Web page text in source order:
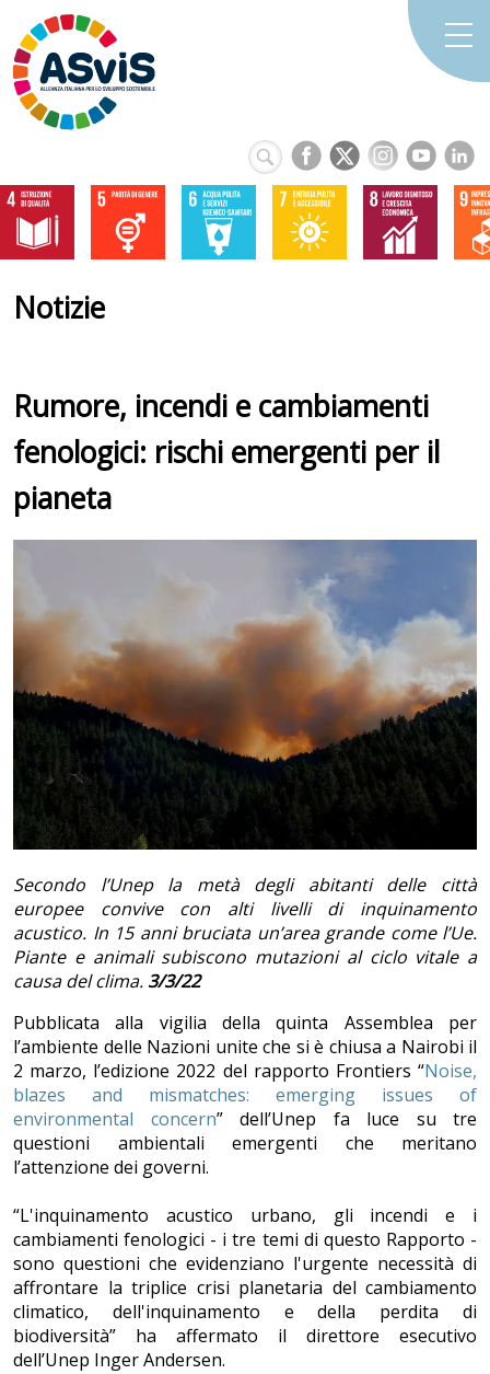
Notizie
Rumore, incendi e cambiamenti
fenologici: rischi emergenti per il
pianeta
Secondo l’Unep la metà degli abitanti delle città
europee convive con alti livelli di inquinamento
acustico. In 15 anni bruciata un’area grande come l’Ue.
Piante e animali subiscono mutazioni al ciclo vitale a
causa del clima. 3/3/22
Pubblicata alla vigilia della quinta Assemblea per
l’ambiente delle Nazioni unite che si è chiusa a Nairobi il
2 marzo, l’edizione 2022 del rapporto Frontiers “Noise,
blazes and mismatches: emerging issues of
environmental concern” dell’Unep fa luce su tre
questioni ambientali emergenti che meritano
l’attenzione dei governi.
“L'inquinamento acustico urbano, gli incendi e i
cambiamenti fenologici - i tre temi di questo Rapporto -
sono questioni che evidenziano l'urgente necessità di
affrontare la triplice crisi planetaria del cambiamento
climatico, dell'inquinamento e della perdita di
biodiversità” ha affermato il direttore esecutivo
dell’Unep Inger Andersen.